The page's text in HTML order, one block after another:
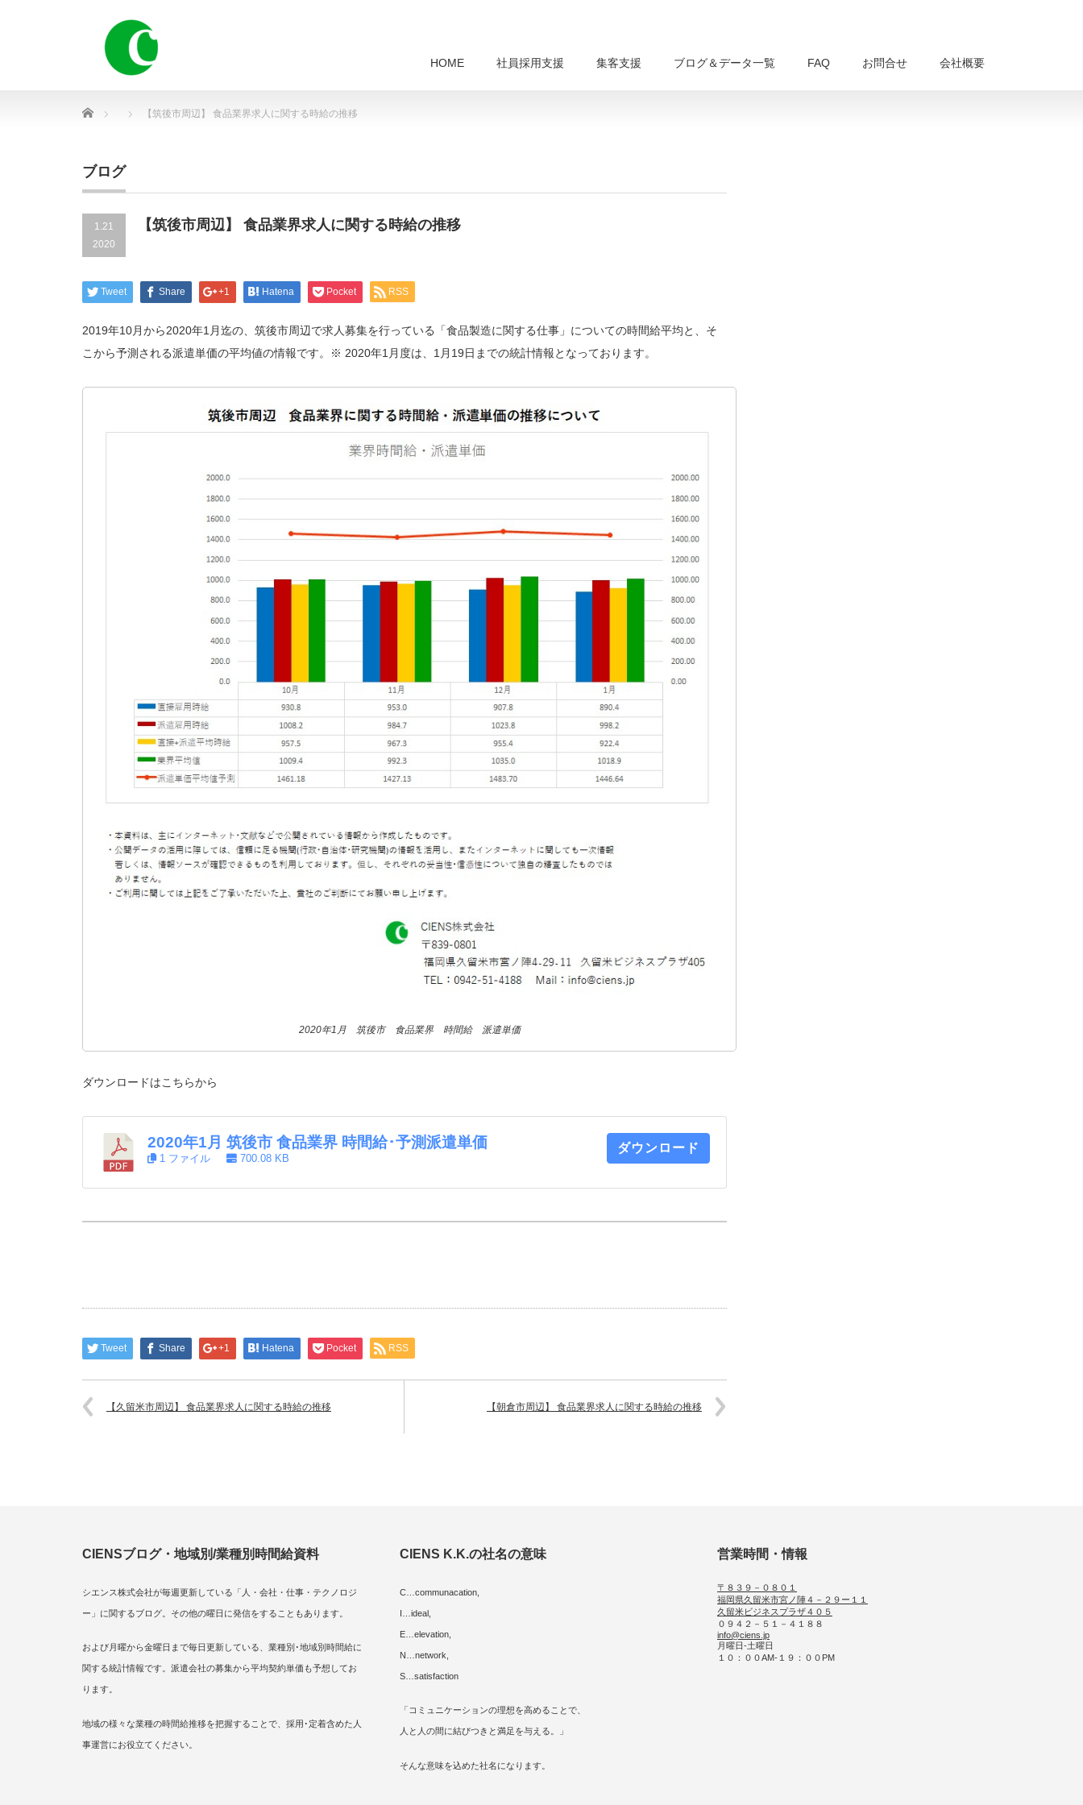
HOME 社員採用支援 集客支援 ブログ＆データ一覧 FAQ お問合せ 会社概要
Home 【筑後市周辺】 食品業界求人に関する時給の推移
ブログ
1.21
2020
【筑後市周辺】 食品業界求人に関する時給の推移
Tweet Share +1 Hatena Pocket RSS
2019年10月から2020年1月迄の、筑後市周辺で求人募集を行っている「食品製造に関する仕事」についての時間給平均と、そ
こから予測される派遣単価の平均値の情報です。※ 2020年1月度は、1月19日までの統計情報となっております。
2020年1月 筑後市 食品業界 時間給 派遣単価
ダウンロードはこちらから
2020年1月 筑後市 食品業界 時間給･予測派遣単価
1 ファイル 700.08 KB
ダウンロード
Tweet Share +1 Hatena Pocket RSS
【久留米市周辺】 食品業界求人に関する時給の推移 【朝倉市周辺】 食品業界求人に関する時給の推移
CIENSブログ・地域別/業種別時間給資料
シエンス株式会社が毎週更新している「人・会社・仕事・テクノロジ
ー」に関するブログ。その他の曜日に発信をすることもあります。
および月曜から金曜日まで毎日更新している、業種別･地域別時間給に
関する統計情報です。派遣会社の募集から平均契約単価も予想してお
ります。
地域の様々な業種の時間給推移を把握することで、採用･定着含めた人
事運営にお役立てください。
CIENS K.K.の社名の意味
C…communacation,
I…ideal,
E…elevation,
N…network,
S…satisfaction
「コミュニケーションの理想を高めることで、
人と人の間に結びつきと満足を与える。」
そんな意味を込めた社名になります。
営業時間・情報
〒８３９－０８０１
福岡県久留米市宮ノ陣４－２９ー１１
久留米ビジネスプラザ４０５
０９４２－５１－４１８８
info@ciens.jp
月曜日-土曜日
１０：００AM-１９：００PM